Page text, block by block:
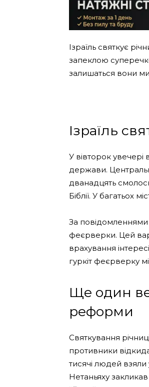
Ізраїль святкує
запеклою
залишаться вони
Ізраїль
У вівторок увечері
держави.
дванадцять
Біблії. У багатьох
За повідомленнями
феєрверки. Цей
врахування
гуркіт феєрверку
Ще один
реформи
Святкування
противники
тисячі людей взяли
Нетаньяху